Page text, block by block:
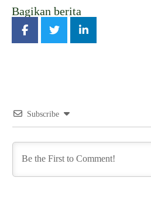
Bagikan berita
Subscribe